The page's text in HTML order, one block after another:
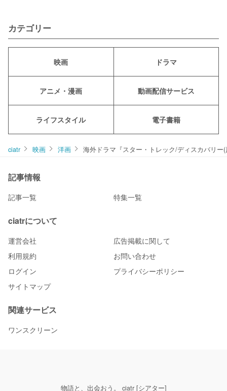
カテゴリー
映画 ドラマ
アニメ・漫画 動画配信サービス
ライフスタイル 電子書籍
ciatr 映画 洋画 海外ドラマ『スター・トレック/ディスカバリー
記事情報
記事一覧 特集一覧
ciatrについて
運営会社
広告掲載に関して
利用規約
お問い合わせ
ログイン
プライバシーポリシー
サイトマップ
関連サービス
ワンスクリーン
物語と、出会おう。 ciatr [シアター]